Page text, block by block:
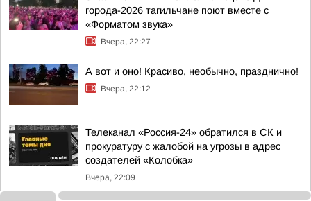
города-2026 тагильчане поют вместе с
«Форматом звука»
Вчера, 22:27
А вот и оно! Красиво, необычно, празднично!
Вчера, 22:12
Телеканал «Россия-24» обратился в СК и
прокуратуру с жалобой на угрозы в адрес
создателей «Колобка»
Вчера, 22:09